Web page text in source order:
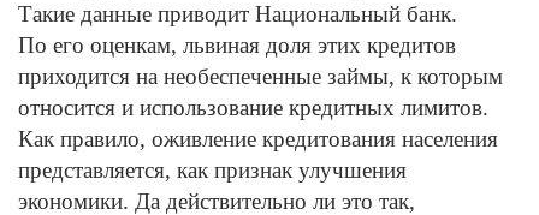
Такие данные приводит Национальный банк.
По его оценкам, львиная доля этих кредитов
приходится на необеспеченные займы, к которым
относится и использование кредитных лимитов.
Как правило, оживление кредитования населения
представляется, как признак улучшения
экономики. Да действительно ли это так,